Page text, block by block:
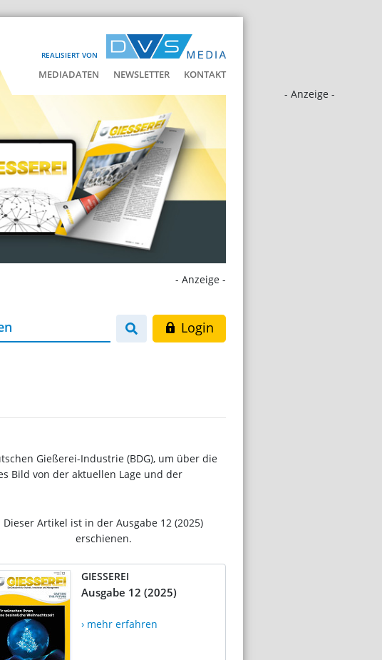
REALISIERT VON
MEDIADATEN NEWSLETTER KONTAKT
- Anzeige -
- Anzeige -
Login
Gießerei-Industrie (BDG), um über die
Bild von der aktuellen Lage und der
Dieser Artikel ist in der Ausgabe 12 (2025)
erschienen.
GIESSEREI
Ausgabe 12 (2025)
› mehr erfahren